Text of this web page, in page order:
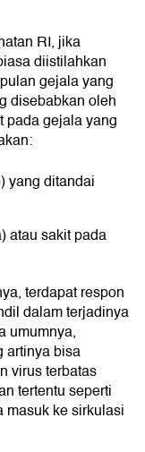
RI, jika
diistilahkan
gejala yang
disebabkan oleh
pada gejala yang
yang ditandai
atau sakit pada
terdapat respon
dalam terjadinya
umumnya,
artinya bisa
virus terbatas
tertentu seperti
masuk ke sirkulasi